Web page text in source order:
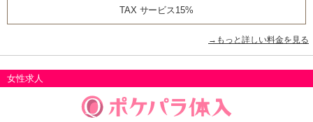
TAX サービス15%
→もっと詳しい料金を見る
女性求人